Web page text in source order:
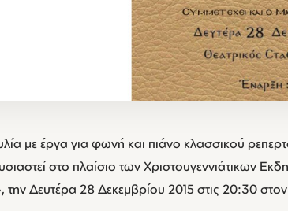
με έργα για φωνή και πιάνο κλασσικού
στο πλαίσιο των Χριστουγεννιάτικων
την Δευτέρα 28 Δεκεμβρίου 2015 στις 20:30